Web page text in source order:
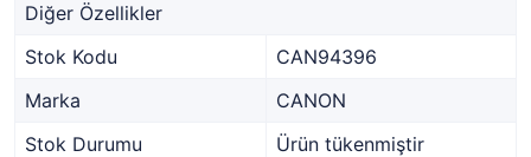
Diğer Özellikler
Stok Kodu
CAN94396
Marka
CANON
Stok Durumu
Ürün tükenmiştir